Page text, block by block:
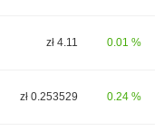
zł 4.11 0.01 %
zł 0.253529 0.24 %